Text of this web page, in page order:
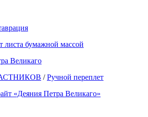
листа бумажной массой
/Ручной переплет
«Деяния Петра Великаго»